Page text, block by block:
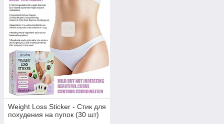
Weight Loss Sticker - Стик для
похудения на пупок (30 шт)